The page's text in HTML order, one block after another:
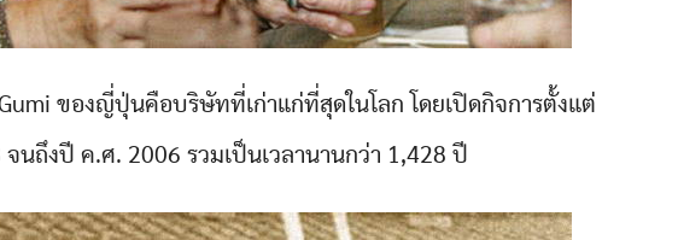
ของญี่ปุ่นคือบริษัทที่เก่าแก่ที่สุดในโลก โดยเปิดกิจการตั้งแต่
นถึงปี ค.ศ. 2006 รวมเป็นเวลานานกว่า 1,428 ปี